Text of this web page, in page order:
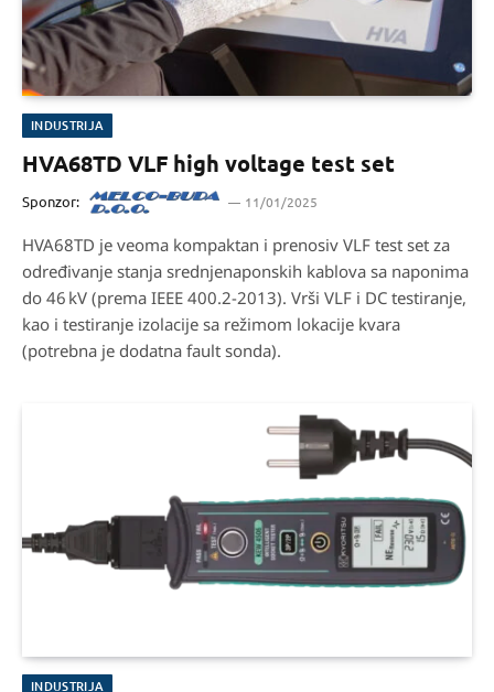
INDUSTRIJA
HVA68TD VLF high voltage test set
Sponzor: 11/01/2025
HVA68TD je veoma kompaktan i prenosiv VLF test set za
određivanje stanja srednjenaponskih kablova sa naponima
do 46 kV (prema IEEE 400.2-2013). Vrši VLF i DC testiranje,
kao i testiranje izolacije sa režimom lokacije kvara
(potrebna je dodatna fault sonda).
INDUSTRIJA